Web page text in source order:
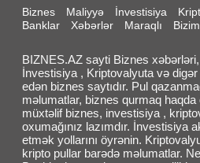
Biznes Maliyyə İnvestisiya
Banklar
Xəbərlər Maraqlı
BIZNES.AZ sayti Biznes
İnvestisiya , Kriptovalyuta və
edən biznes saytıdır. Pul
məlumatlar, biznes qurmaq
müxtəlif biznes, investisiya ,
oxumağınız lazımdır. İnvestisiya
etmək yollarını öyrənin.
kripto pullar barədə məlumatlar.